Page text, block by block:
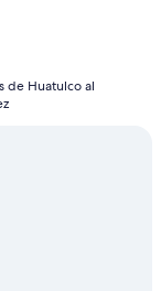
de Huatulco al